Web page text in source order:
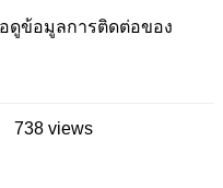
ดูข้อมูลการติดต่อของ
738 views